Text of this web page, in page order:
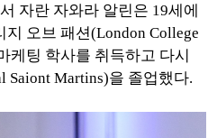
자란 자와라 알린은 19세에
오브 패션(London College
케팅 학사를 취득하고 다시
Saiont Martins)을 졸업했다.